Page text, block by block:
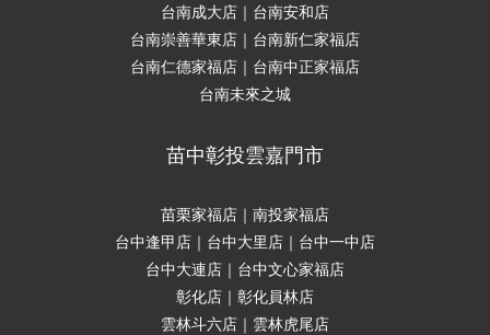
台南成大店｜台南安和店
台南崇善華東店｜台南新仁家福店
台南仁德家福店｜台南中正家福店
台南未來之城
苗中彰投雲嘉門市
苗栗家福店｜南投家福店
台中逢甲店｜台中大里店｜台中一中店
台中大連店｜台中文心家福店
彰化店｜彰化員林店
雲林斗六店｜雲林虎尾店